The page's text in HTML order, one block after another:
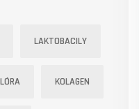
LAKTOBACILY
KOLAGEN